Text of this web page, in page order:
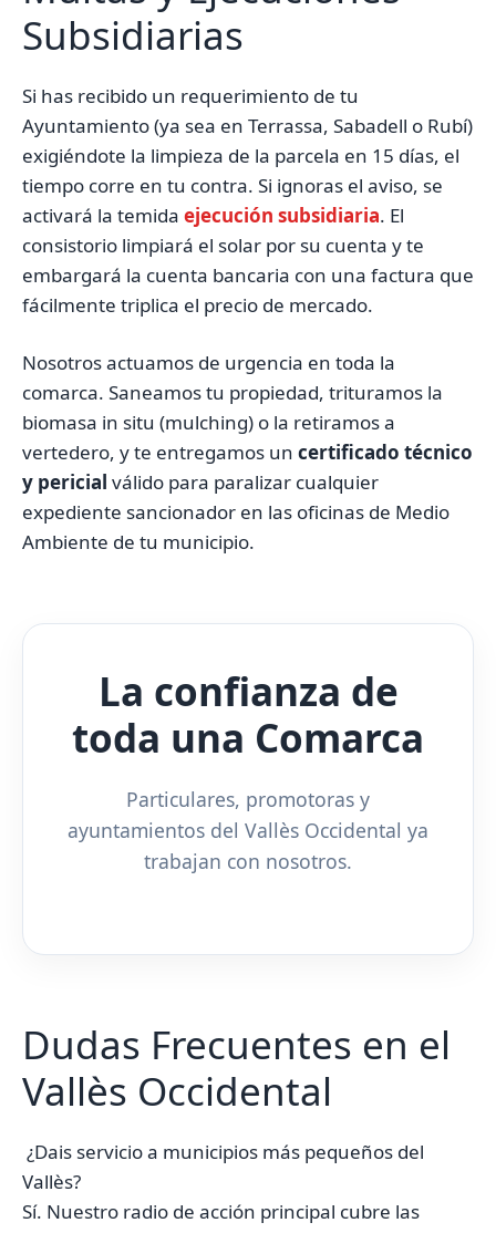
Subsidiarias
Si has recibido un requerimiento de tu
Ayuntamiento (ya sea en Terrassa, Sabadell o Rubí)
exigiéndote la limpieza de la parcela en 15 días, el
tiempo corre en tu contra. Si ignoras el aviso, se
activará la temida ejecución subsidiaria. El
consistorio limpiará el solar por su cuenta y te
embargará la cuenta bancaria con una factura que
fácilmente triplica el precio de mercado.
Nosotros actuamos de urgencia en toda la
comarca. Saneamos tu propiedad, trituramos la
biomasa in situ (mulching) o la retiramos a
vertedero, y te entregamos un certificado técnico
y pericial válido para paralizar cualquier
expediente sancionador en las oficinas de Medio
Ambiente de tu municipio.
La confianza de
toda una Comarca
Particulares, promotoras y
ayuntamientos del Vallès Occidental ya
trabajan con nosotros.
Dudas Frecuentes en el
Vallès Occidental
¿Dais servicio a municipios más pequeños del
Vallès?
Sí. Nuestro radio de acción principal cubre las